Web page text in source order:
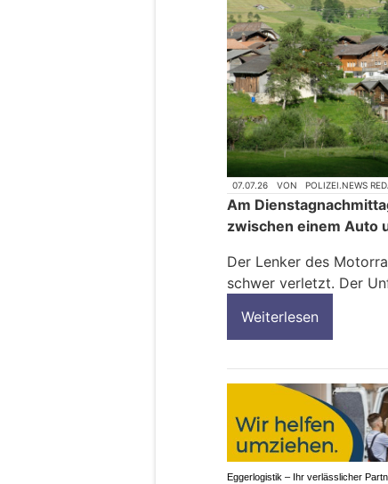
07.07.26 VON POLIZEI.NEWS
Am
zwischen einem Auto
Der Lenker des
schwer verletzt. Der
Weiterlesen
Eggerlogistik – Ihr verlässlicher